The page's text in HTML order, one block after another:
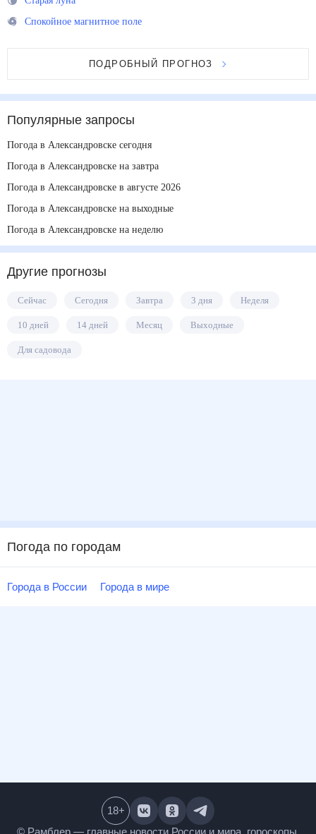
Спокойное магнитное поле
ПОДРОБНЫЙ ПРОГНОЗ
Популярные запросы
Погода в Александровске сегодня
Погода в Александровске на завтра
Погода в Александровске в августе 2026
Погода в Александровске на выходные
Погода в Александровске на неделю
Другие прогнозы
Сейчас Сегодня Завтра 3 дня Неделя
10 дней 14 дней Месяц Выходные
Для садовода
Погода по городам
Города в России Города в мире
18+